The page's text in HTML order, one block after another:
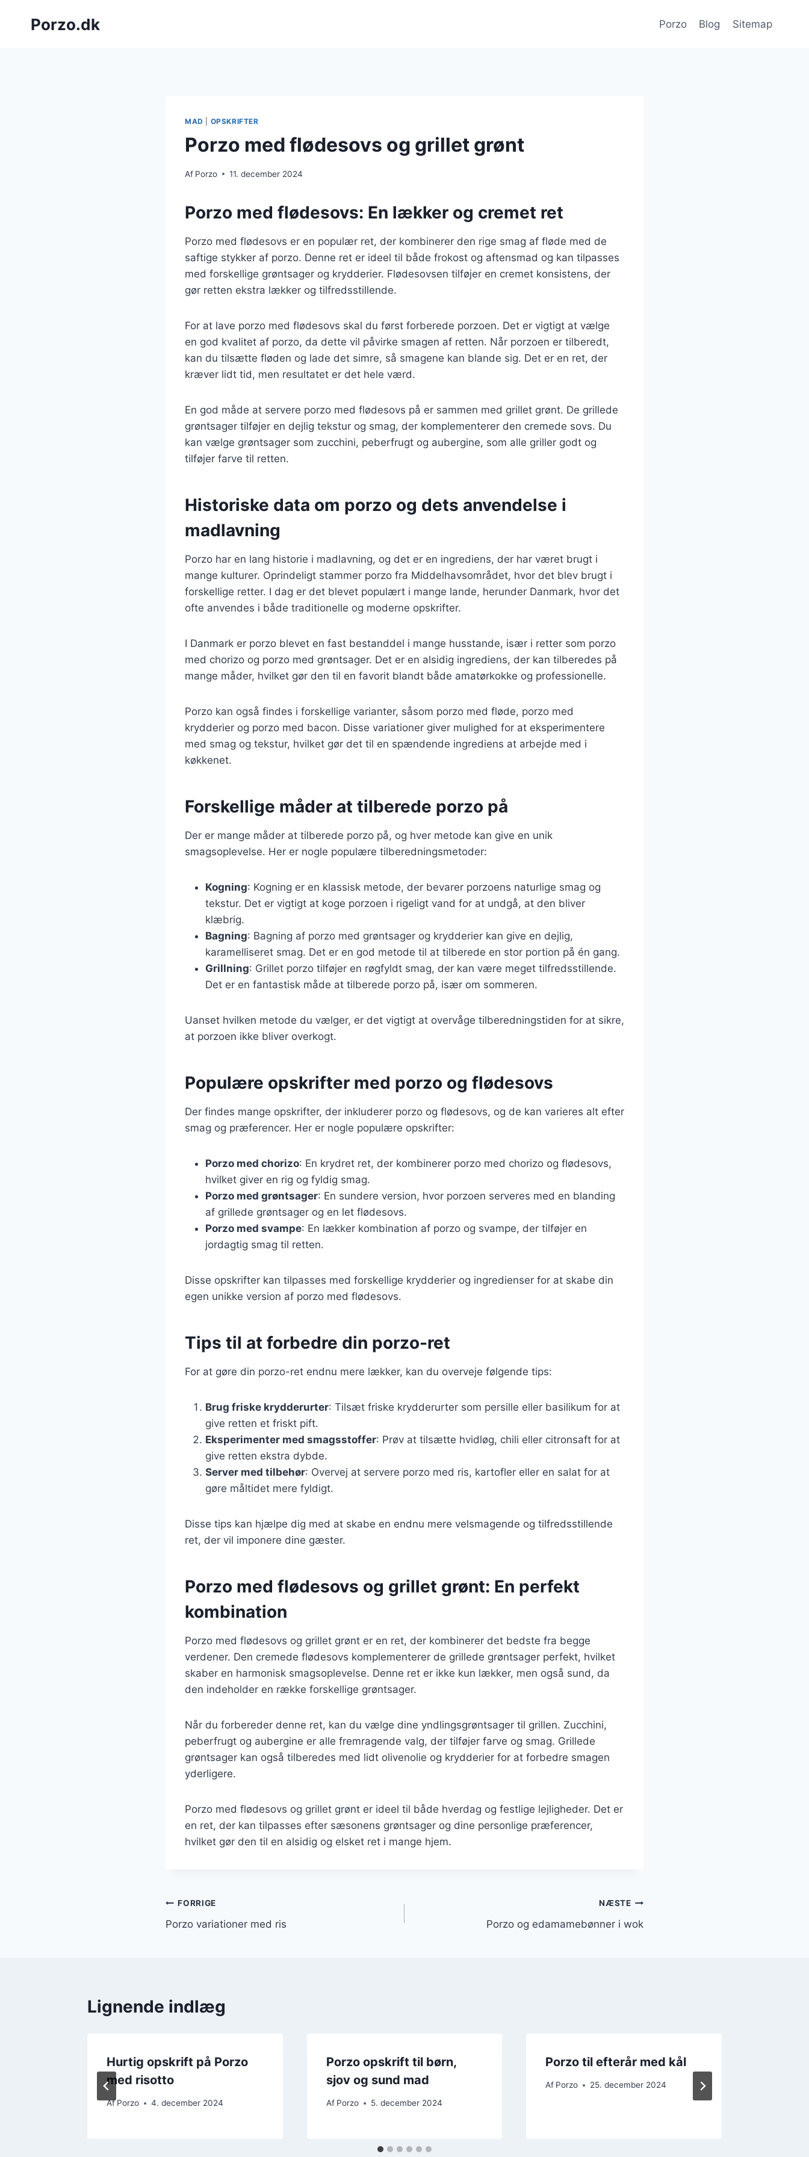
Porzo.dk Porzo Blog Sitemap
MAD OPSKRIFTER
Porzo med flødesovs og grillet grønt
Af Porzo 11. december 2024
Porzo med flødesovs: En lækker og cremet ret
Porzo med flødesovs er en populær ret, der kombinerer den rige smag af fløde med de
saftige stykker af porzo. Denne ret er ideel til både frokost og aftensmad og kan tilpasses
med forskellige grøntsager og krydderier. Flødesovsen tilføjer en cremet konsistens, der
gør retten ekstra lækker og tilfredsstillende.
For at lave porzo med flødesovs skal du først forberede porzoen. Det er vigtigt at vælge
en god kvalitet af porzo, da dette vil påvirke smagen af retten. Når porzoen er tilberedt,
kan du tilsætte fløden og lade det simre, så smagene kan blande sig. Det er en ret, der
kræver lidt tid, men resultatet er det hele værd.
En god måde at servere porzo med flødesovs på er sammen med grillet grønt. De grillede
grøntsager tilføjer en dejlig tekstur og smag, der komplementerer den cremede sovs. Du
kan vælge grøntsager som zucchini, peberfrugt og aubergine, som alle griller godt og
tilføjer farve til retten.
Historiske data om porzo og dets anvendelse i
madlavning
Porzo har en lang historie i madlavning, og det er en ingrediens, der har været brugt i
mange kulturer. Oprindeligt stammer porzo fra Middelhavsområdet, hvor det blev brugt i
forskellige retter. I dag er det blevet populært i mange lande, herunder Danmark, hvor det
ofte anvendes i både traditionelle og moderne opskrifter.
I Danmark er porzo blevet en fast bestanddel i mange husstande, især i retter som porzo
med chorizo og porzo med grøntsager. Det er en alsidig ingrediens, der kan tilberedes på
mange måder, hvilket gør den til en favorit blandt både amatørkokke og professionelle.
Porzo kan også findes i forskellige varianter, såsom porzo med fløde, porzo med
krydderier og porzo med bacon. Disse variationer giver mulighed for at eksperimentere
med smag og tekstur, hvilket gør det til en spændende ingrediens at arbejde med i
køkkenet.
Forskellige måder at tilberede porzo på
Der er mange måder at tilberede porzo på, og hver metode kan give en unik
smagsoplevelse. Her er nogle populære tilberedningsmetoder:
Kogning: Kogning er en klassisk metode, der bevarer porzoens naturlige smag og
tekstur. Det er vigtigt at koge porzoen i rigeligt vand for at undgå, at den bliver
klæbrig.
Bagning: Bagning af porzo med grøntsager og krydderier kan give en dejlig,
karamelliseret smag. Det er en god metode til at tilberede en stor portion på én gang.
Grillning: Grillet porzo tilføjer en røgfyldt smag, der kan være meget tilfredsstillende.
Det er en fantastisk måde at tilberede porzo på, især om sommeren.
Uanset hvilken metode du vælger, er det vigtigt at overvåge tilberedningstiden for at sikre,
at porzoen ikke bliver overkogt.
Populære opskrifter med porzo og flødesovs
Der findes mange opskrifter, der inkluderer porzo og flødesovs, og de kan varieres alt efter
smag og præferencer. Her er nogle populære opskrifter:
Porzo med chorizo: En krydret ret, der kombinerer porzo med chorizo og flødesovs,
hvilket giver en rig og fyldig smag.
Porzo med grøntsager: En sundere version, hvor porzoen serveres med en blanding
af grillede grøntsager og en let flødesovs.
Porzo med svampe: En lækker kombination af porzo og svampe, der tilføjer en
jordagtig smag til retten.
Disse opskrifter kan tilpasses med forskellige krydderier og ingredienser for at skabe din
egen unikke version af porzo med flødesovs.
Tips til at forbedre din porzo-ret
For at gøre din porzo-ret endnu mere lækker, kan du overveje følgende tips:
Brug friske krydderurter: Tilsæt friske krydderurter som persille eller basilikum for at
give retten et friskt pift.
Eksperimenter med smagsstoffer: Prøv at tilsætte hvidløg, chili eller citronsaft for at
give retten ekstra dybde.
Server med tilbehør: Overvej at servere porzo med ris, kartofler eller en salat for at
gøre måltidet mere fyldigt.
Disse tips kan hjælpe dig med at skabe en endnu mere velsmagende og tilfredsstillende
ret, der vil imponere dine gæster.
Porzo med flødesovs og grillet grønt: En perfekt
kombination
Porzo med flødesovs og grillet grønt er en ret, der kombinerer det bedste fra begge
verdener. Den cremede flødesovs komplementerer de grillede grøntsager perfekt, hvilket
skaber en harmonisk smagsoplevelse. Denne ret er ikke kun lækker, men også sund, da
den indeholder en række forskellige grøntsager.
Når du forbereder denne ret, kan du vælge dine yndlingsgrøntsager til grillen. Zucchini,
peberfrugt og aubergine er alle fremragende valg, der tilføjer farve og smag. Grillede
grøntsager kan også tilberedes med lidt olivenolie og krydderier for at forbedre smagen
yderligere.
Porzo med flødesovs og grillet grønt er ideel til både hverdag og festlige lejligheder. Det er
en ret, der kan tilpasses efter sæsonens grøntsager og dine personlige præferencer,
hvilket gør den til en alsidig og elsket ret i mange hjem.
Indlægsnavigation
FORRIGE
Porzo variationer med ris
NÆSTE
Porzo og edamamebønner i wok
Lignende indlæg
Hurtig opskrift på Porzo
med risotto
Af Porzo 4. december 2024
Porzo opskrift til børn,
sjov og sund mad
Af Porzo 5. december 2024
Porzo til efterår med kål
Af Porzo 25. december 2024